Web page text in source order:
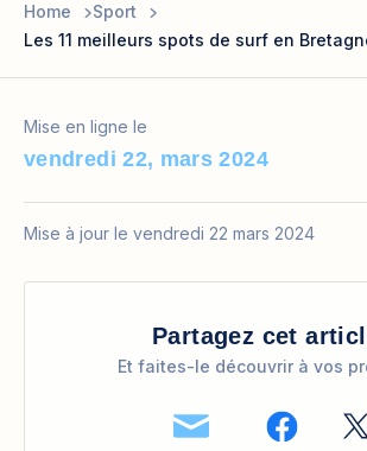
Home
Sport
Les 11 meilleurs spots de surf en
Mise en ligne le
vendredi 22, mars 2024
Mise à jour le vendredi 22 mars 2024
Partagez cet
Et faites-le découvrir à vos